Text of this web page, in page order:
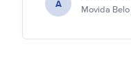
A Movida